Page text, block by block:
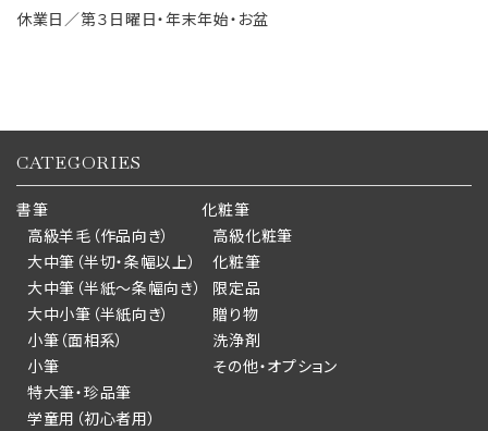
休業日／第３日曜日・年末年始・お盆
CATEGORIES
書筆
高級羊毛（作品向き）
大中筆（半切・条幅以上）
大中筆（半紙～条幅向き）
大中小筆（半紙向き）
小筆（面相系）
小筆
特大筆・珍品筆
学童用（初心者用）
化粧筆
高級化粧筆
化粧筆
限定品
贈り物
洗浄剤
その他・オプション